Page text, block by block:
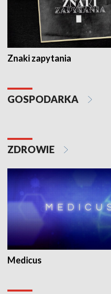
Znaki zapytania
GOSPODARKA
ZDROWIE
Medicus